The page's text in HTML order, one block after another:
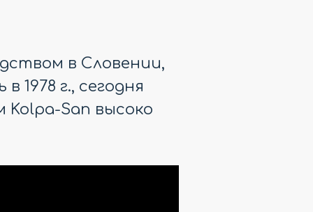
в Словении,
1978 г., сегодня
Kolpa-San высоко